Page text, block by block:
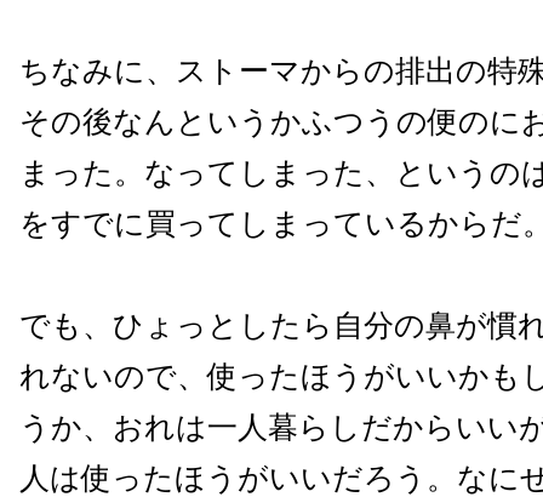
ちなみに、ストーマからの排出の特
その後なんというかふつうの便のに
まった。なってしまった、というの
をすでに買ってしまっているからだ
でも、ひょっとしたら自分の鼻が慣
れないので、使ったほうがいいかも
うか、おれは一人暮らしだからいい
人は使ったほうがいいだろう。なに